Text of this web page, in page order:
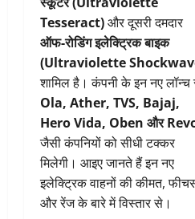
Tesseract)और दूसरी दमदार
ऑफ-रोडिंग इलेक्ट्रिक बाइक
(Ultraviolette
शामिल है। कंपनी के इन नए
Ola, Ather, TVS, Bajaj,
Hero Vida, Oben और
जैसी कंपनियों को सीधी टक्कर
मिलेगी। आइए जानते हैं इन नए
इलेक्ट्रिक वाहनों की कीमत,
और रेंज के बारे में विस्तार से।